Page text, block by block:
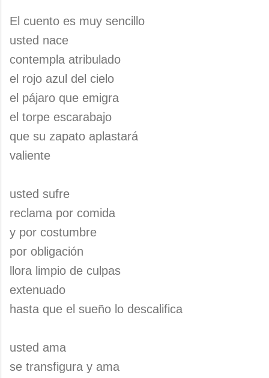
El cuento es muy sencillo
usted nace
contempla atribulado
el rojo azul del cielo
el pájaro que emigra
el torpe escarabajo
que su zapato aplastará
valiente
usted sufre
reclama por comida
y por costumbre
por obligación
llora limpio de culpas
extenuado
hasta que el sueño lo descalifica
usted ama
se transfigura y ama